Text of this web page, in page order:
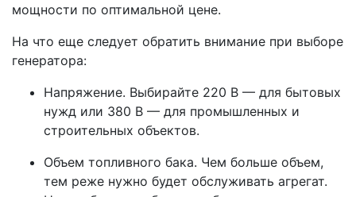
мощности по оптимальной цене.
На что еще следует обратить внимание при выборе
генератора:
Напряжение. Выбирайте 220 В — для бытовых
нужд или 380 В — для промышленных и
строительных объектов.
Объем топливного бака. Чем больше объем,
тем реже нужно будет обслуживать агрегат.